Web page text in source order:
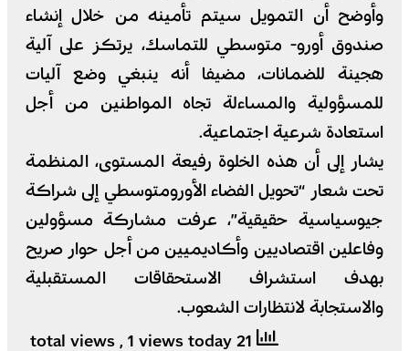
وأوضح أن التمويل سيتم تأمينه من خلال إنشاء
صندوق أورو- متوسطي للتماسك، يرتكز على آلية
هجينة للضمانات، مضيفا أنه ينبغي وضع آليات
للمسؤولية والمساءلة تجاه المواطنين من أجل
استعادة شرعية اجتماعية.
يشار إلى أن هذه الخلوة رفيعة المستوى، المنظمة
تحت شعار “تحويل الفضاء الأورومتوسطي إلى شراكة
جيوسياسية حقيقية”، عرفت مشاركة مسؤولين
وفاعلين اقتصاديين وأكاديميين من أجل حوار صريح
بهدف استشراف الاستحقاقات المستقبلية
والاستجابة لانتظارات الشعوب.
, 1 views today